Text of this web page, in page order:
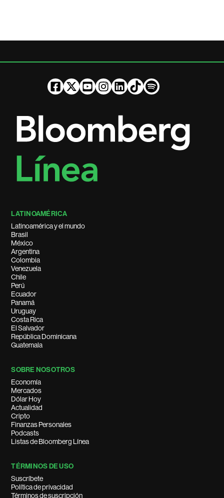
LATINOAMÉRICA
Latinoamérica y el mundo
Brasil
México
Argentina
Colombia
Venezuela
Chile
Perú
Ecuador
Panamá
Uruguay
Costa Rica
El Salvador
República Dominicana
Guatemala
SOBRE NOSOTROS
Economía
Mercados
Dólar Hoy
Actualidad
Cripto
Finanzas Personales
Podcasts
Listas de Bloomberg Línea
TÉRMINOS DE USO
Suscríbete
Política de privacidad
Términos de suscripción